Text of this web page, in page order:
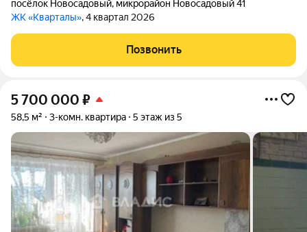
посёлок Новосадовый, микрорайон Новосадовый 41
ЖК «Кварталы», 4 квартал 2026
Позвонить
5 700 000 ₽
58,5 м² 3-комн. квартира 5 этаж из 5